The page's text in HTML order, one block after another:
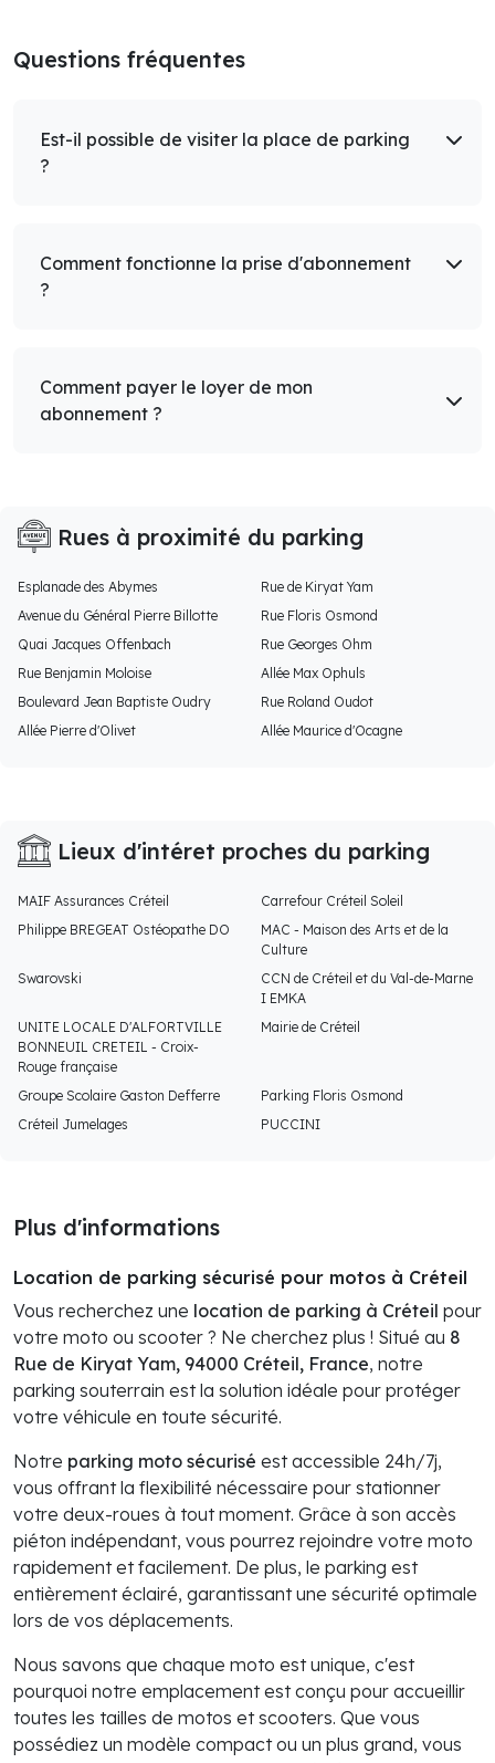
Questions fréquentes
Est-il possible de visiter la place de parking
?
Comment fonctionne la prise d'abonnement
?
Comment payer le loyer de mon
abonnement ?
Rues à proximité du parking
Esplanade des Abymes
Rue de Kiryat Yam
Avenue du Général Pierre Billotte
Rue Floris Osmond
Quai Jacques Offenbach
Rue Georges Ohm
Rue Benjamin Moloise
Allée Max Ophuls
Boulevard Jean Baptiste Oudry
Rue Roland Oudot
Allée Pierre d'Olivet
Allée Maurice d'Ocagne
Lieux d'intéret proches du parking
MAIF Assurances Créteil
Carrefour Créteil Soleil
Philippe BREGEAT Ostéopathe DO
MAC - Maison des Arts et de la
Culture
Swarovski
CCN de Créteil et du Val-de-Marne
I EMKA
UNITE LOCALE D'ALFORTVILLE
BONNEUIL CRETEIL - Croix-
Rouge française
Mairie de Créteil
Groupe Scolaire Gaston Defferre
Parking Floris Osmond
Créteil Jumelages
PUCCINI
Plus d'informations
Location de parking sécurisé pour motos à Créteil
Vous recherchez une location de parking à Créteil pour
votre moto ou scooter ? Ne cherchez plus ! Situé au 8
Rue de Kiryat Yam, 94000 Créteil, France, notre
parking souterrain est la solution idéale pour protéger
votre véhicule en toute sécurité.
Notre parking moto sécurisé est accessible 24h/7j,
vous offrant la flexibilité nécessaire pour stationner
votre deux-roues à tout moment. Grâce à son accès
piéton indépendant, vous pourrez rejoindre votre moto
rapidement et facilement. De plus, le parking est
entièrement éclairé, garantissant une sécurité optimale
lors de vos déplacements.
Nous savons que chaque moto est unique, c'est
pourquoi notre emplacement est conçu pour accueillir
toutes les tailles de motos et scooters. Que vous
possédiez un modèle compact ou un plus grand, vous